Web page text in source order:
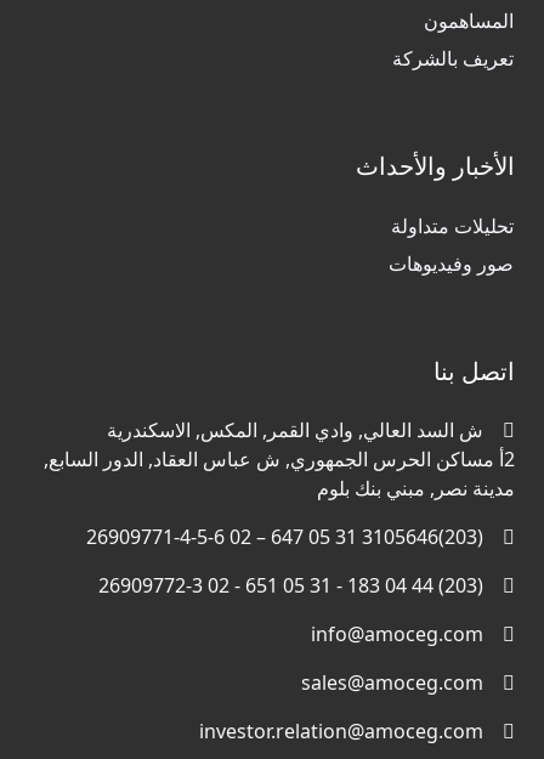
المساهمون
تعريف بالشركة
الأخبار والأحداث
تحليلات متداولة
صور وفيديوهات
اتصل بنا
ش السد العالي, وادي القمر, المكس, الاسكندرية
2أ مساكن الحرس الجمهوري, ش عباس العقاد, الدور السابع,
مدينة نصر, مبني بنك بلوم
(203)3105646 31 05 647 – 02 26909771-4-5-6
(203) 44 04 183 - 31 05 651 - 02 26909772-3
info@amoceg.com
sales@amoceg.com
investor.relation@amoceg.com